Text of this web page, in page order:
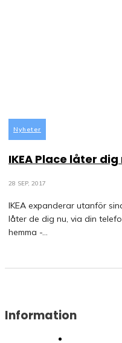
Nyheter
IKEA Place låter
28 SEP, 2017
IKEA expanderar utanför
låter de dig nu, via din
hemma -...
Information